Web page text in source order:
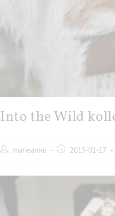
Into the Wild
marieanne 2015-01-17